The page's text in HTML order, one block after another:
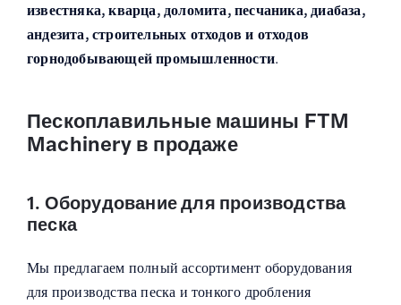
известняка, кварца, доломита, песчаника, диабаза,
андезита, строительных отходов и отходов
горнодобывающей промышленности.
Пескоплавильные машины FTM
Machinery в продаже
1. Оборудование для производства
песка
Мы предлагаем полный ассортимент оборудования
для производства песка и тонкого дробления